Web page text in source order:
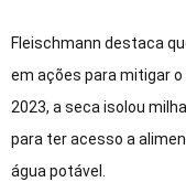
Fleischmann destaca
em ações para mitigar
2023, a seca isolou
para ter acesso a
água potável.